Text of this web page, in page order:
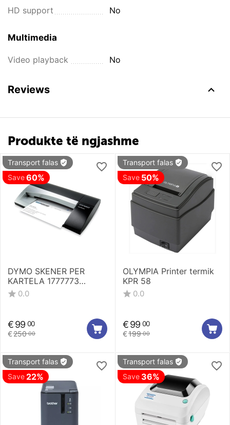
HD support No
Multimedia
Video playback No
Reviews
Produkte të ngjashme
Transport falas
Save60%
DYMO SKENER PER
KARTELA 1777773
S0929140
0.0
€250 00
€99 00
Transport falas
Save 50%
OLYMPIA Printer termik
KPR 58
0.0
€199 00
€99 00
Transport falas
Save 22%
Transport falas
Save 36%